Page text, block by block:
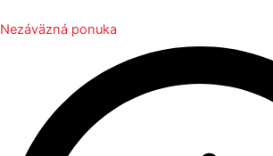
Nezáväzná ponuka